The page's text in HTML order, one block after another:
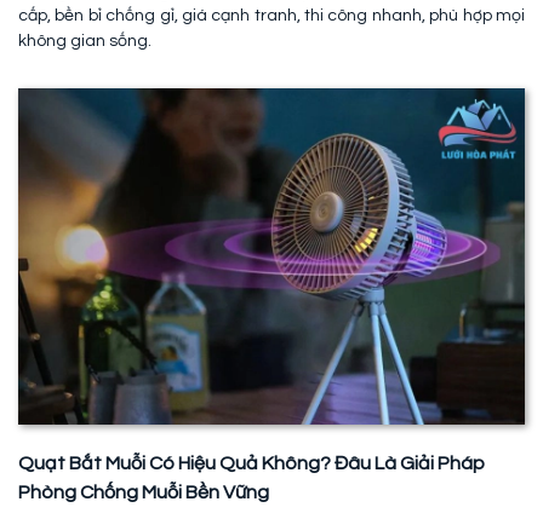
cấp, bền bỉ chống gỉ, giá cạnh tranh, thi công nhanh, phù hợp mọi
không gian sống.
Quạt Bắt Muỗi Có Hiệu Quả Không? Đâu Là Giải Pháp
Phòng Chống Muỗi Bền Vững